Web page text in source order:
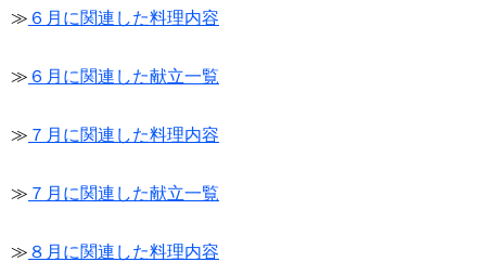
≫ ６月に関連した料理内容
≫ ６月に関連した献立一覧
≫ ７月に関連した料理内容
≫ ７月に関連した献立一覧
≫ ８月に関連した料理内容